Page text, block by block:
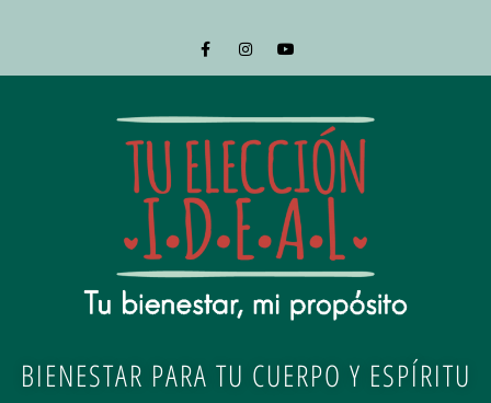
BIENESTAR PARA TU CUERPO Y ESPÍRITU